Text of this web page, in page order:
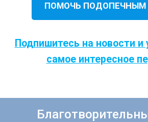
ПОМОЧЬ ПОДОПЕЧНЫМ
Подпишитесь на новости и
самое интересное